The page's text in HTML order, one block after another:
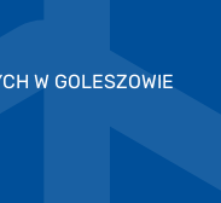
W GOLESZOWIE